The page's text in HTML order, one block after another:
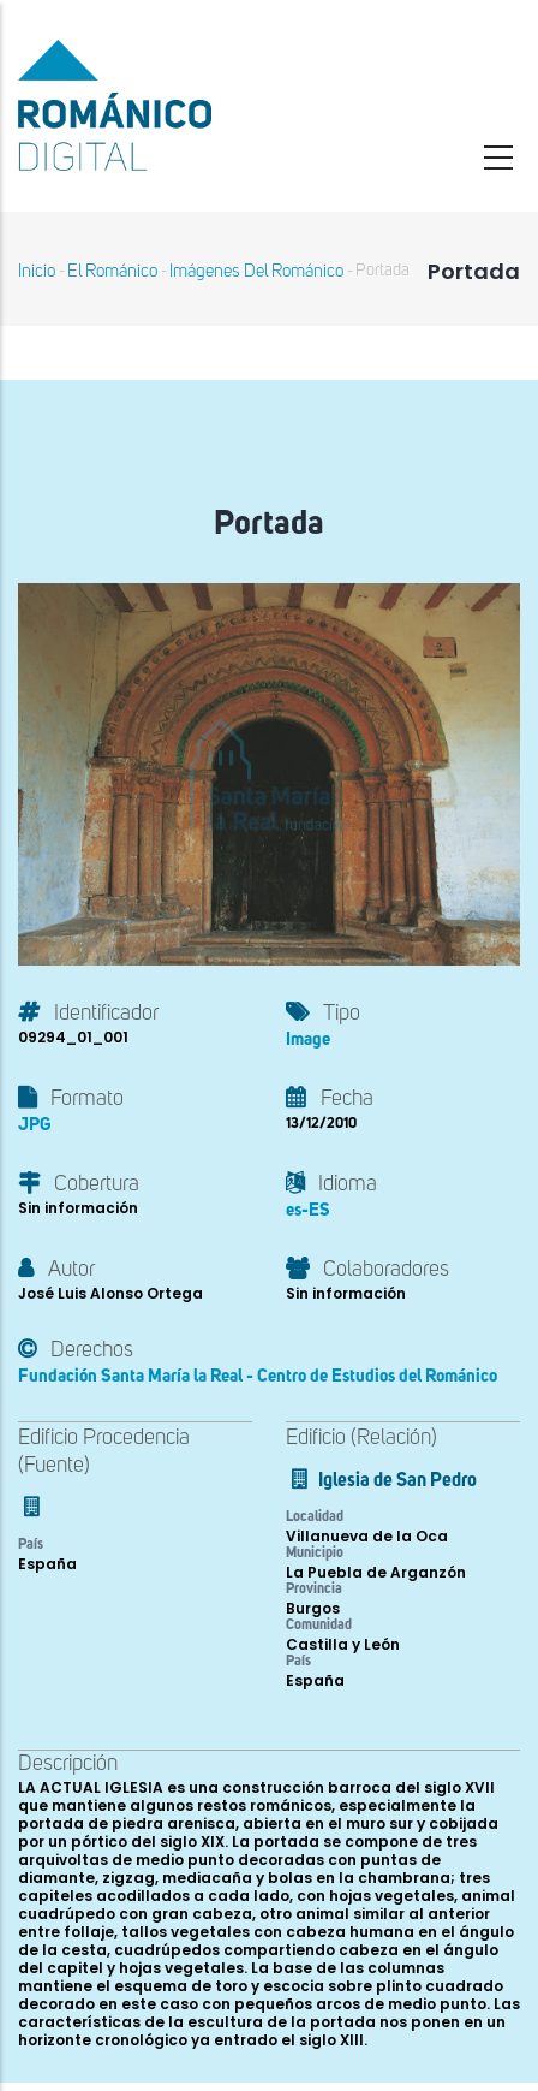
contenido
principal
Portada
Sobrescribir
navegación
Inicio - El Románico - Imágenes Del Románico - Portada
Portada
Identificador
09294_01_001
Tipo
Image
Formato
JPG
Fecha
13/12/2010
Cobertura
Sin información
Idioma
es-ES
Autor
José Luis Alonso Ortega
Colaboradores
Sin información
Derechos
Fundación Santa María la Real - Centro de Estudios del Románico
Edificio Procedencia
(Fuente)
País
España
Edificio (Relación)
Iglesia de San Pedro
Localidad
Villanueva de la Oca
Municipio
La Puebla de Arganzón
Provincia
Burgos
Comunidad
Castilla y León
País
España
Descripción
LA ACTUAL IGLESIA es una construcción barroca del siglo XVII
que mantiene algunos restos románicos, especialmente la
portada de piedra arenisca, abierta en el muro sur y cobijada
por un pórtico del siglo XIX. La portada se compone de tres
arquivoltas de medio punto decoradas con puntas de
diamante, zigzag, mediacaña y bolas en la chambrana; tres
capiteles acodillados a cada lado, con hojas vegetales, animal
cuadrúpedo con gran cabeza, otro animal similar al anterior
entre follaje, tallos vegetales con cabeza humana en el ángulo
de la cesta, cuadrúpedos compartiendo cabeza en el ángulo
del capitel y hojas vegetales. La base de las columnas
mantiene el esquema de toro y escocia sobre plinto cuadrado
decorado en este caso con pequeños arcos de medio punto. Las
características de la escultura de la portada nos ponen en un
horizonte cronológico ya entrado el siglo XIII.